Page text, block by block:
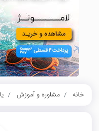
خانه مشاوره و آموزش